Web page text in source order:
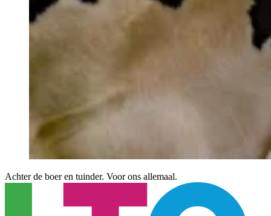
Achter de boer en tuinder. Voor ons allemaal.